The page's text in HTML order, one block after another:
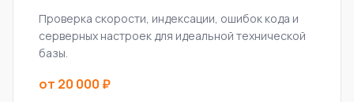
Проверка скорости, индексации, ошибок кода и
серверных настроек для идеальной технической
базы.
от 20 000 ₽